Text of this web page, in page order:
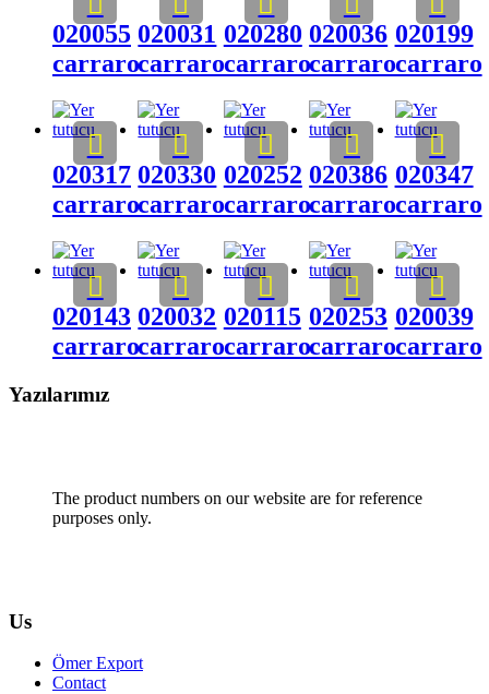
020055
carraro
020031
carraro
020280
carraro
020036
carraro
020199
carraro
020317
carraro
020330
carraro
020252
carraro
020386
carraro
020347
carraro
020143
carraro
020032
carraro
020115
carraro
020253
carraro
020039
carraro
Yazılarımız
The product numbers on our website are for reference
purposes only.
Us
Ömer Export
Contact